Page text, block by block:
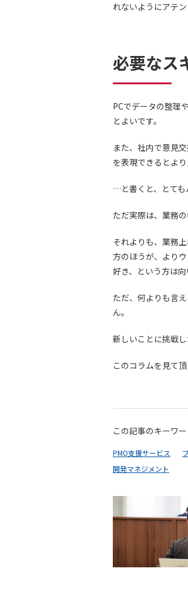
れないようにアテ
必要なス
PCでデータの整理
とよいです。
また、社内で意見
を表現できるとより
…と書くと、とても
ただ実際は、業務
それよりも、業務
方のほうが、より
好き、という方は
ただ、何よりも言
ん。
新しいことに挑戦
このコラムを見て
この記事のキーワー
PMO支援サービス
開発マネジメント